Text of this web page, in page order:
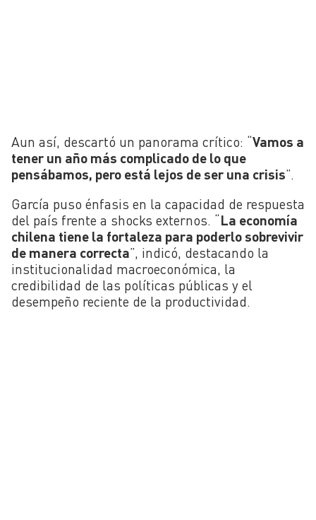
Aun así, descartó un panorama crítico: “Vamos a
tener un año más complicado de lo que
pensábamos, pero está lejos de ser una crisis”.
García puso énfasis en la capacidad de respuesta
del país frente a shocks externos. “La economía
chilena tiene la fortaleza para poderlo sobrevivir
de manera correcta”, indicó, destacando la
institucionalidad macroeconómica, la
credibilidad de las políticas públicas y el
desempeño reciente de la productividad.